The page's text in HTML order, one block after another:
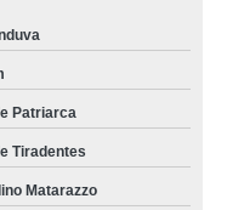
Patriarca
Tiradentes
Matarazzo